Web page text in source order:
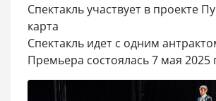
Спектакль участвует в проекте
карта
Спектакль идет с одним
Премьера состоялась 7 мая 2025